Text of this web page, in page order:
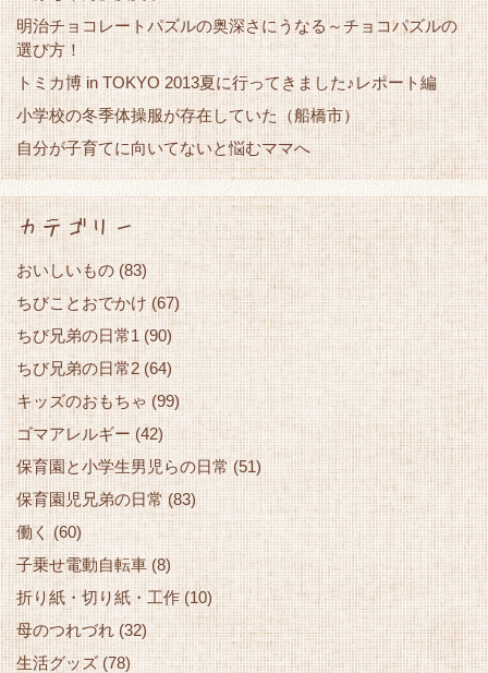
明治チョコレートパズルの奥深さにうなる～チョコパズルの
選び方！
トミカ博 in TOKYO 2013夏に行ってきました♪レポート編
小学校の冬季体操服が存在していた（船橋市）
自分が子育てに向いてないと悩むママへ
カテゴリー
おいしいもの (83)
ちびことおでかけ (67)
ちび兄弟の日常1(90)
ちび兄弟の日常2 (64)
キッズのおもちゃ (99)
ゴマアレルギー (42)
保育園と小学生男児らの日常 (51)
保育園児兄弟の日常(83)
働く(60)
子乗せ電動自転車 (8)
折り紙・切り紙・工作 (10)
母のつれづれ(32)
生活グッズ(78)